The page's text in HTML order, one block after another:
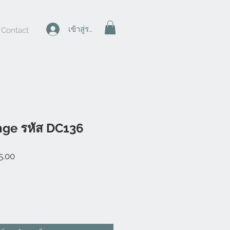
Contact เข้าสู่ระบบ
รหัส DC136
ราคา